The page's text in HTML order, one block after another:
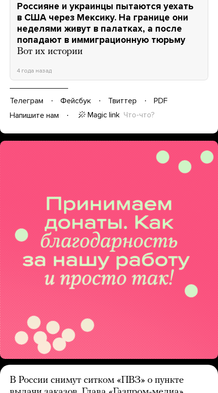
Россияне и украинцы пытаются уехать
в США через Мексику. На границе они
неделями живут в палатках, а после
попадают в иммиграционную тюрьму
Вот их истории
4 года назад
Телеграм Фейсбук Твиттер
PDF
Напишите нам
Magic link Что-что?
В России снимут ситком «ПВЗ» о пункте